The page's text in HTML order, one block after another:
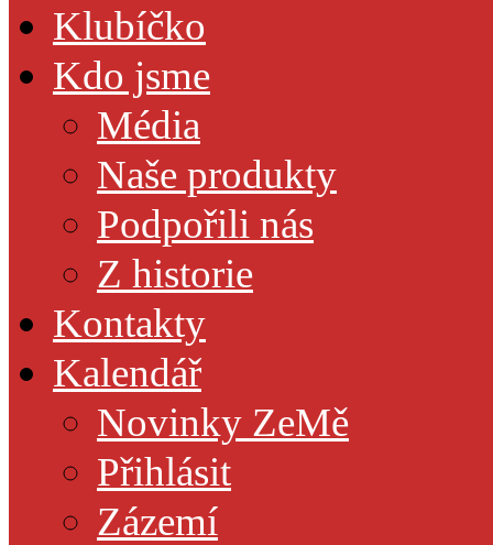
Klubíčko
Kdo jsme
Média
Naše produkty
Podpořili nás
Z historie
Kontakty
Kalendář
Novinky ZeMě
Přihlásit
Zázemí